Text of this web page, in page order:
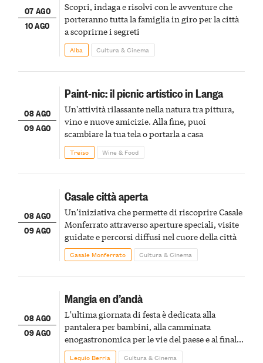
07 AGO
10 AGO
Scopri, indaga e risolvi con le avventure che
porteranno tutta la famiglia in giro per la città
a scoprirne i segreti
Alba Cultura & Cinema
08 AGO
09 AGO
Paint-nic: il picnic artistico in Langa
Un'attività rilassante nella natura tra pittura,
vino e nuove amicizie. Alla fine, puoi
scambiare la tua tela o portarla a casa
Treiso Wine & Food
08 AGO
09 AGO
Casale città aperta
Un’iniziativa che permette di riscoprire Casale
Monferrato attraverso aperture speciali, visite
guidate e percorsi diffusi nel cuore della città
Casale Monferrato Cultura & Cinema
08 AGO
09 AGO
Mangia en d’andà
L'ultima giornata di festa è dedicata alla
pantalera per bambini, alla camminata
enogastronomica per le vie del paese e al finale
pirotecnico
Lequio Berria Cultura & Cinema